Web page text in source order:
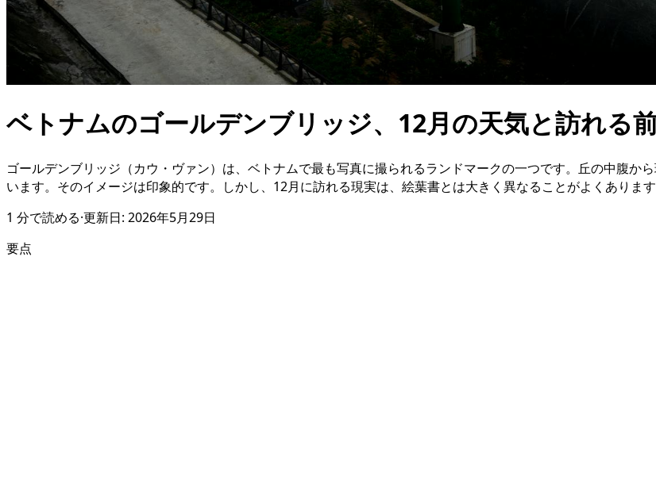
ベトナムのゴールデンブリッジ、12月の天気と訪れる
ゴールデンブリッジ（カウ・ヴァン）は、ベトナムで最も写真に撮られるランドマークの一つです。丘の中腹か
います。そのイメージは印象的です。しかし、12月に訪れる現実は、絵葉書とは大きく異なることがよくあります
1 分で読める·更新日: 2026年5月29日
要点